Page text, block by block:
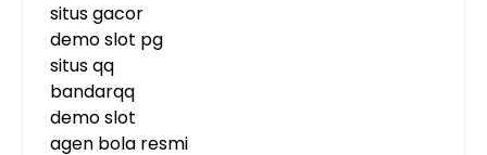
situs gacor
demo slot pg
situs qq
bandarqq
demo slot
agen bola resmi